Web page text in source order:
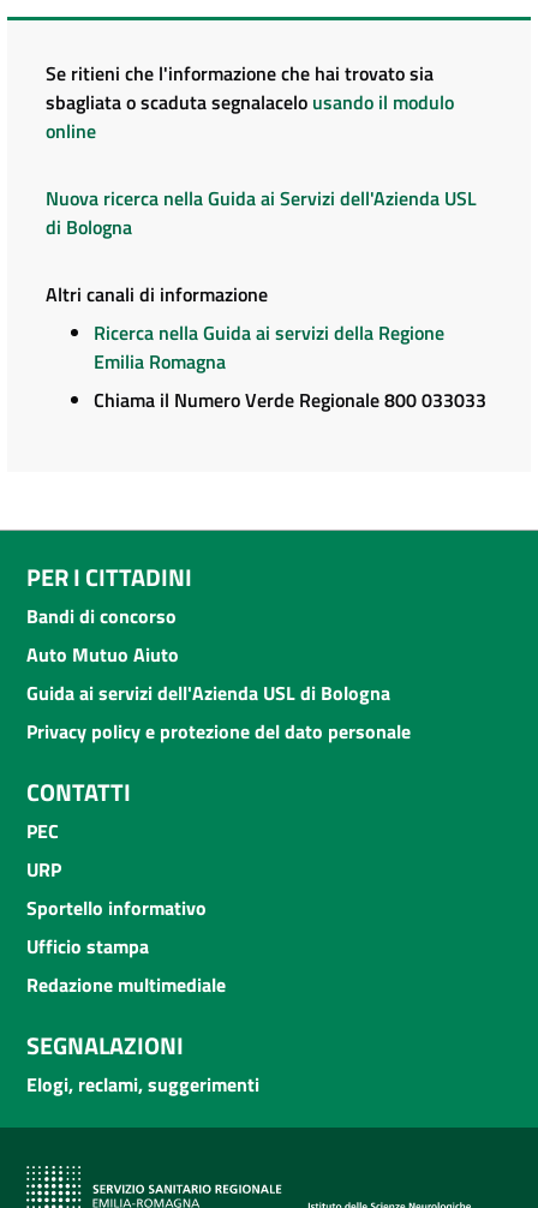
Se ritieni che l'informazione che hai trovato sia
sbagliata o scaduta segnalacelo usando il modulo
online
Nuova ricerca nella Guida ai Servizi dell'Azienda USL
di Bologna
Altri canali di informazione
Ricerca nella Guida ai servizi della Regione
Emilia Romagna
Chiama il Numero Verde Regionale 800 033033
PER I CITTADINI
Bandi di concorso
Auto Mutuo Aiuto
Guida ai servizi dell'Azienda USL di Bologna
Privacy policy e protezione del dato personale
CONTATTI
PEC
URP
Sportello informativo
Ufficio stampa
Redazione multimediale
SEGNALAZIONI
Elogi, reclami, suggerimenti